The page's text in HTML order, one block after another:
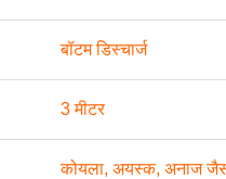
बॉटम डिस्चार्ज
3 मीटर
कोयला, अयस्क, अनाज